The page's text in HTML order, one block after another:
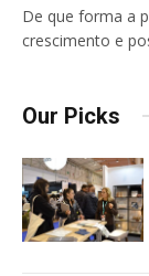
De que forma a
crescimento e
Our Picks